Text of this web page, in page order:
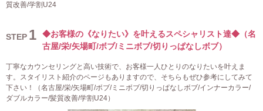
質改善/学割U24
STEP 1
◆お客様の《なりたい》を叶えるスペシャリスト達◆（名
古屋/栄/矢場町/ボブ/ミニボブ/切りっぱなしボブ）
丁寧なカウンセリングと高い技術で、お客様一人ひとりのなりたいを叶えま
す。スタイリスト紹介のページもありますので、そちらもぜひ参考にしてみて
下さい！（名古屋/栄/矢場町/ボブ/ミニボブ/切りっぱなしボブ/インナーカラー/
ダブルカラー/髪質改善/学割U24）